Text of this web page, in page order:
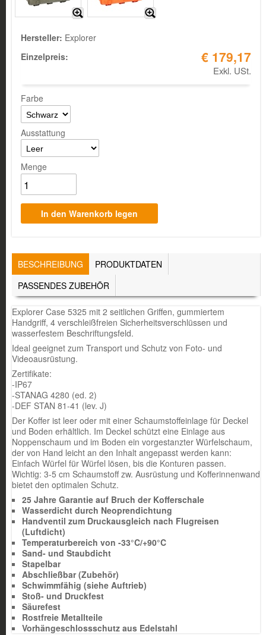
Hersteller: Explorer
Einzelpreis:
€ 179,17
Exkl. USt.
Farbe
Ausstattung
Menge
TABS
BESCHREIBUNG (AKTIVER
REITER)
PRODUKTDATEN
PASSENDES ZUBEHÖR
Explorer Case 5325 mit 2 seitlichen Griffen, gummiertem
Handgriff, 4 verschleißfreien Sicherheitsverschlüssen und
wasserfestem Beschriftungsfeld.
Ideal geeignet zum Transport und Schutz von Foto- und
Videoausrüstung.
Zertifikate:
-IP67
-STANAG 4280 (ed. 2)
-DEF STAN 81-41 (lev. J)
Der Koffer ist leer oder mit einer Schaumstoffeinlage für Deckel
und Boden erhältlich. Im Deckel schützt eine Einlage aus
Noppenschaum und im Boden ein vorgestanzter Würfelschaum,
der von Hand leicht an den Inhalt angepasst werden kann:
Einfach Würfel für Würfel lösen, bis die Konturen passen.
Wichtig: 3-5 cm Schaumstoff zw. Ausrüstung und Kofferinnenwand
bietet den optimalen Schutz.
25 Jahre Garantie auf Bruch der Kofferschale
Wasserdicht durch Neoprendichtung
Handventil zum Druckausgleich nach Flugreisen
(Luftdicht)
Temperaturbereich von -33°C/+90°C
Sand- und Staubdicht
Stapelbar
Abschließbar (Zubehör)
Schwimmfähig (siehe Auftrieb)
Stoß- und Druckfest
Säurefest
Rostfreie Metallteile
Vorhängeschlossschutz aus Edelstahl